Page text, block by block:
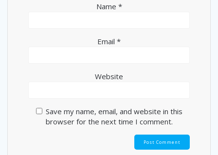
Name *
Email *
Website
Save my name, email, and website in this
browser for the next time I comment.